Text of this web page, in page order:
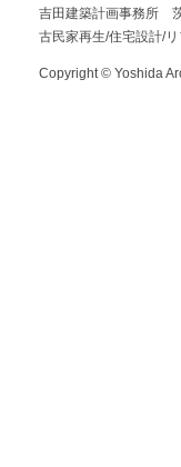
吉田建築計画事務所
古民家再生/住宅設計/
Copyright © Yoshida